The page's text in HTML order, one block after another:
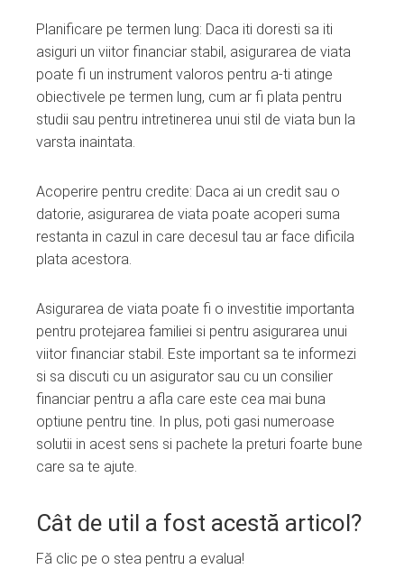
Planificare pe termen lung: Daca iti doresti sa iti
asiguri un viitor financiar stabil, asigurarea de viata
poate fi un instrument valoros pentru a-ti atinge
obiectivele pe termen lung, cum ar fi plata pentru
studii sau pentru intretinerea unui stil de viata bun la
varsta inaintata.
Acoperire pentru credite: Daca ai un credit sau o
datorie, asigurarea de viata poate acoperi suma
restanta in cazul in care decesul tau ar face dificila
plata acestora.
Asigurarea de viata poate fi o investitie importanta
pentru protejarea familiei si pentru asigurarea unui
viitor financiar stabil. Este important sa te informezi
si sa discuti cu un asigurator sau cu un consilier
financiar pentru a afla care este cea mai buna
optiune pentru tine. In plus, poti gasi numeroase
solutii in acest sens si pachete la preturi foarte bune
care sa te ajute.
Cât de util a fost acestă articol?
Fă clic pe o stea pentru a evalua!